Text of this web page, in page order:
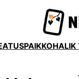
KOHALIK